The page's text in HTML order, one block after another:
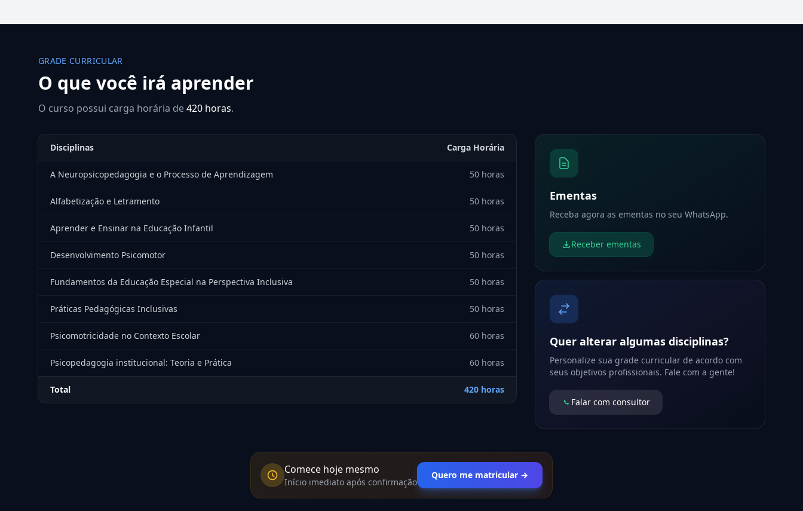
GRADE CURRICULAR
O que você irá aprender
O curso possui carga horária de420 horas.
Disciplinas Carga Horária
A Neuropsicopedagogia e o Processo de Aprendizagem 50 horas
Alfabetização e Letramento 50 horas
Aprender e Ensinar na Educação Infantil 50 horas
Desenvolvimento Psicomotor 50 horas
Fundamentos da Educação Especial na Perspectiva Inclusiva 50 horas
Práticas Pedagógicas Inclusivas 50 horas
Psicomotricidade no Contexto Escolar 60 horas
Psicopedagogia institucional: Teoria e Prática 60 horas
Total 420 horas
Ementas
Receba agora as ementas no seu WhatsApp.
Receber ementas
Quer alterar algumas disciplinas?
Personalize sua grade curricular de acordo com
seus objetivos profissionais. Fale com a gente!
Falar com consultor
Comece hoje mesmo
Início imediato após confirmação
Quero me matricular →